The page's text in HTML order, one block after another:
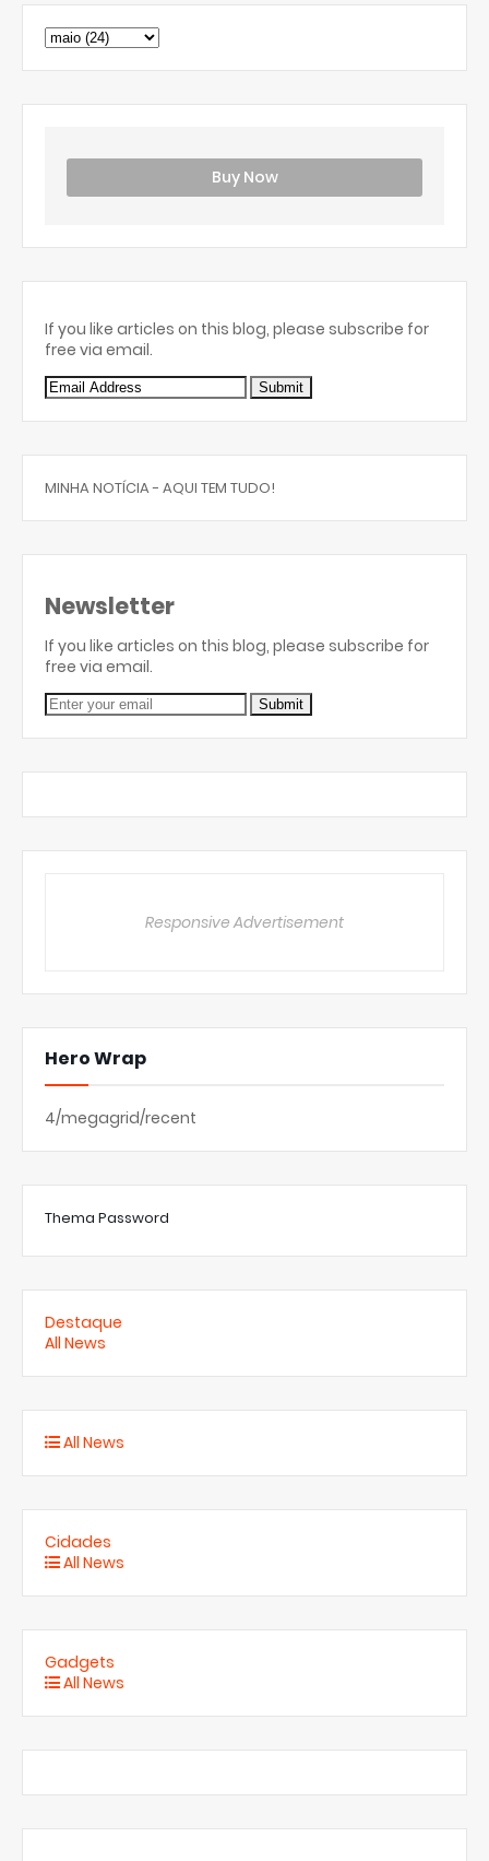
Buy Now
If you like articles on this blog, please subscribe for
free via email.
MINHA NOTÍCIA - AQUI TEM TUDO!
Newsletter
If you like articles on this blog, please subscribe for
free via email.
Responsive Advertisement
Hero Wrap
4/megagrid/recent
Thema Password
Destaque
All News
All News
Cidades
All News
Gadgets
All News